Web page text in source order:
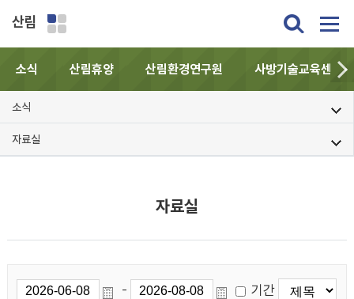
산림
소식 산림휴양 산림환경연구원 사방기술교육센터
소식
자료실
자료실
- 기간